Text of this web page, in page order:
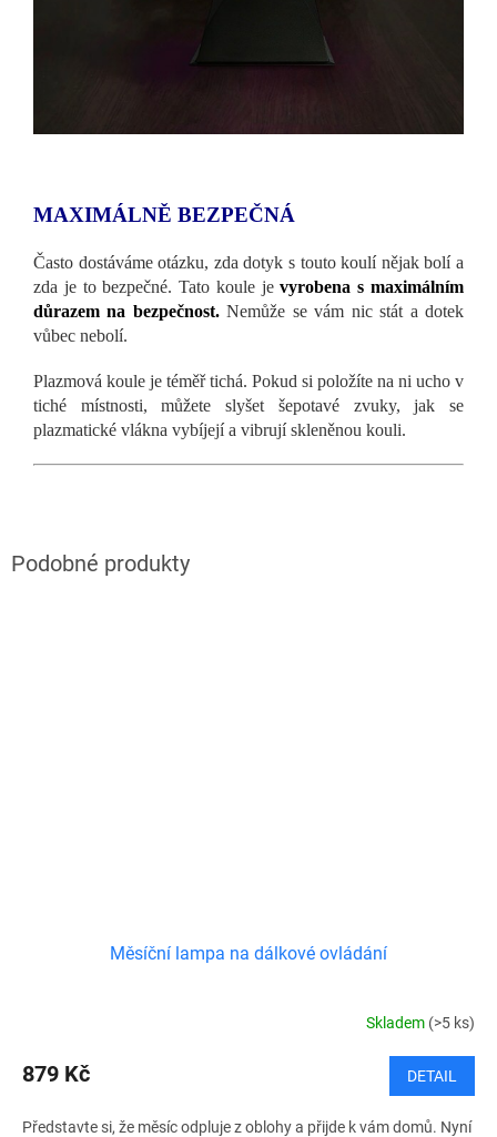
MAXIMÁLNĚ BEZPEČNÁ
Často dostáváme otázku, zda dotyk s touto koulí nějak bolí a
zda je to bezpečné. Tato koule jevyrobena s maximálním
důrazem na bezpečnost.Nemůže se vám nic stát a dotek
vůbec nebolí.
Plazmová koule je téměř tichá. Pokud si položíte na ni ucho v
tiché místnosti, můžete slyšet šepotavé zvuky, jak se
plazmatické vlákna vybíjejí a vibrují skleněnou kouli.
Měsíční lampa na dálkové ovládání
Skladem (>5 ks)
879 Kč DETAIL
Představte si, že měsíc odpluje z oblohy a přijde k vám domů. Nyní